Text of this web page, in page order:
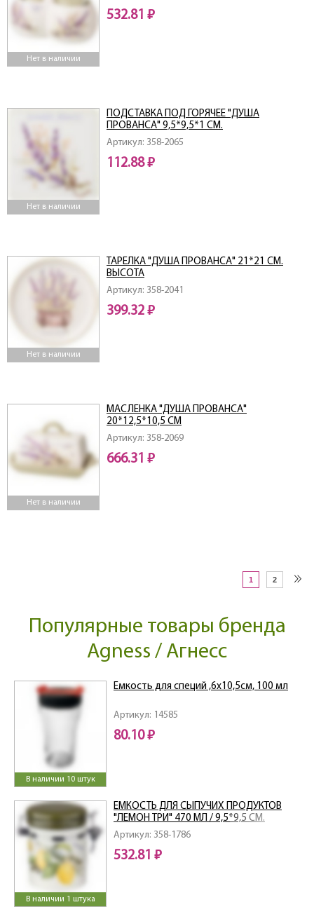
Нет в наличии
532.81 ₽
Нет в наличии
Артикул: 358-2065
ПОДСТАВКА ПОД ГОРЯЧЕЕ "ДУША
ПРОВАНСА" 9,5*9,5*1 СМ.
112.88 ₽
Нет в наличии
Артикул: 358-2041
ТАРЕЛКА "ДУША ПРОВАНСА" 21*21 СМ.
ВЫСОТА
399.32 ₽
Нет в наличии
Артикул: 358-2069
МАСЛЕНКА "ДУША ПРОВАНСА"
20*12,5*10,5 СМ
666.31 ₽
1 2
Популярные товары бренда
Agness / Агнесс
В наличии 10 штук
Артикул: 14585
Емкость для специй ,6х10,5см, 100 мл
80.10 ₽
В наличии 1 штука
Артикул: 358-1786
ЕМКОСТЬ ДЛЯ СЫПУЧИХ ПРОДУКТОВ
"ЛЕМОН ТРИ" 470 МЛ / 9,5*9,5 СМ.
ВЫСОТА=13 СМ
532.81 ₽